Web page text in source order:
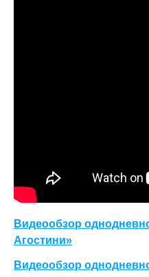
Видеообзор
Агостини»
Видеообзор